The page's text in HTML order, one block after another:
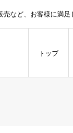
など、お客様に満足
トップ